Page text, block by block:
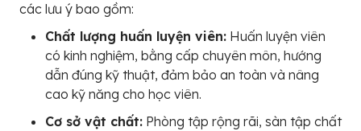
các lưu ý bao gồm:
Chất lượng huấn luyện viên: Huấn luyện viên
có kinh nghiệm, bằng cấp chuyên môn, hướng
dẫn đúng kỹ thuật, đảm bảo an toàn và nâng
cao kỹ năng cho học viên.
Cơ sở vật chất: Phòng tập rộng rãi, sàn tập chất